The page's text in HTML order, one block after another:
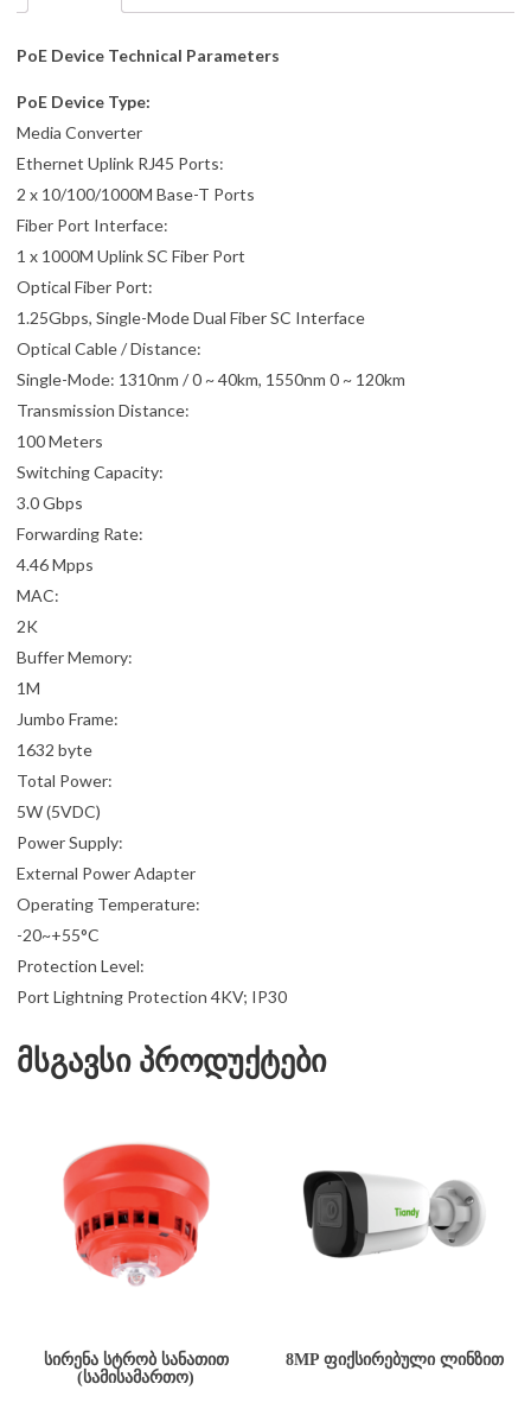
PoE Device Technical Parameters
PoE Device Type:
Media Converter
Ethernet Uplink RJ45 Ports:
2 x 10/100/1000M Base-T Ports
Fiber Port Interface:
1 x 1000M Uplink SC Fiber Port
Optical Fiber Port:
1.25Gbps, Single-Mode Dual Fiber SC Interface
Optical Cable / Distance:
Single-Mode: 1310nm / 0 ~ 40km, 1550nm 0 ~ 120km
Transmission Distance:
100 Meters
Switching Capacity:
3.0 Gbps
Forwarding Rate:
4.46 Mpps
MAC:
2K
Buffer Memory:
1M
Jumbo Frame:
1632 byte
Total Power:
5W (5VDC)
Power Supply:
External Power Adapter
Operating Temperature:
-20~+55°C
Protection Level:
Port Lightning Protection 4KV; IP30
მსგავსი პროდუქტები
ᲡᲘᲠᲔᲜᲐ ᲡᲢᲠᲝᲑ ᲡᲐᲜᲐᲗᲘᲗ
(ᲡᲐᲛᲘᲡᲐᲛᲐᲠᲗᲝ)
8MP ᲤᲘᲥᲡᲘᲠᲔᲑᲣᲚᲘ ᲚᲘᲜᲖᲘᲗ